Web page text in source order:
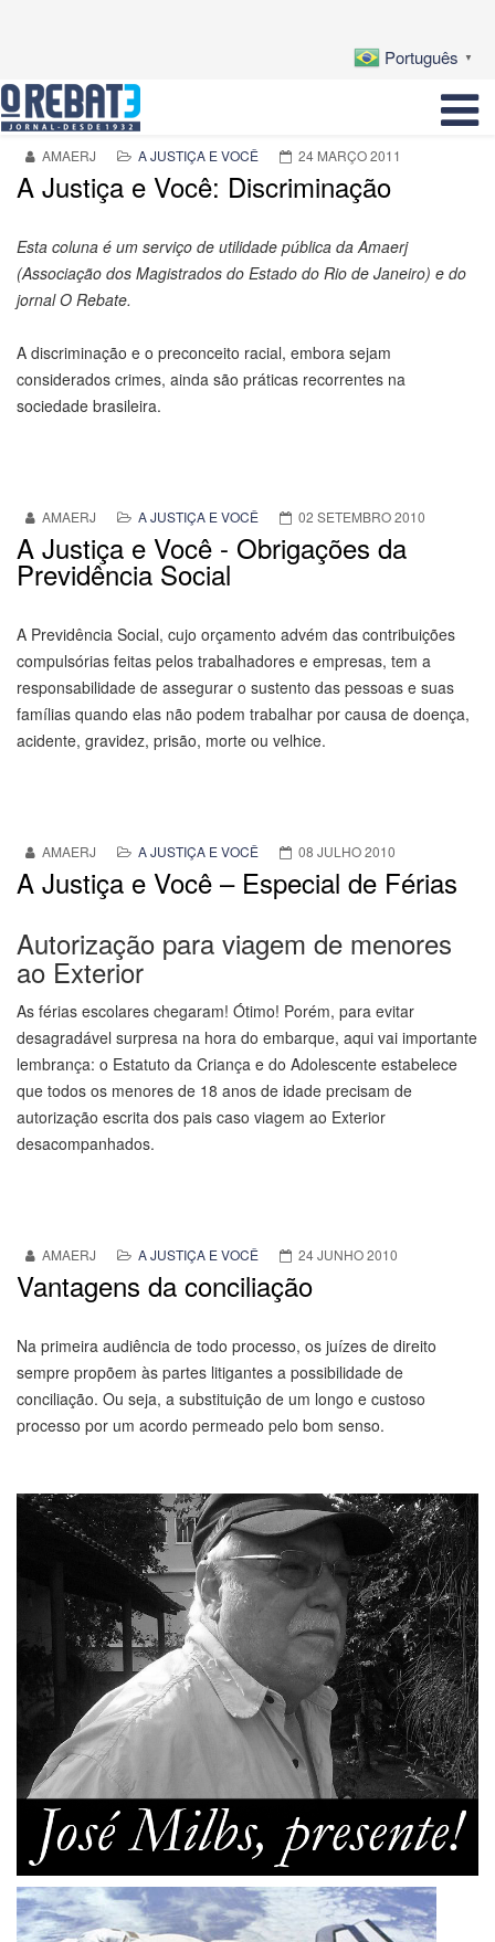
Português ▼
AMAERJ A JUSTIÇA E VOCÊ 24 MARÇO 2011
A Justiça e Você: Discriminação
Esta coluna é um serviço de utilidade pública da Amaerj
(Associação dos Magistrados do Estado do Rio de Janeiro) e do
jornal O Rebate.
A discriminação e o preconceito racial, embora sejam
considerados crimes, ainda são práticas recorrentes na
sociedade brasileira.
AMAERJ A JUSTIÇA E VOCÊ 02 SETEMBRO 2010
A Justiça e Você - Obrigações da
Previdência Social
A Previdência Social, cujo orçamento advém das contribuições
compulsórias feitas pelos trabalhadores e empresas, tem a
responsabilidade de assegurar o sustento das pessoas e suas
famílias quando elas não podem trabalhar por causa de doença,
acidente, gravidez, prisão, morte ou velhice.
AMAERJ A JUSTIÇA E VOCÊ 08 JULHO 2010
A Justiça e Você – Especial de Férias
Autorização para viagem de menores
ao Exterior
As férias escolares chegaram! Ótimo! Porém, para evitar
desagradável surpresa na hora do embarque, aqui vai importante
lembrança: o Estatuto da Criança e do Adolescente estabelece
que todos os menores de 18 anos de idade precisam de
autorização escrita dos pais caso viagem ao Exterior
desacompanhados.
AMAERJ A JUSTIÇA E VOCÊ 24 JUNHO 2010
Vantagens da conciliação
Na primeira audiência de todo processo, os juízes de direito
sempre propõem às partes litigantes a possibilidade de
conciliação. Ou seja, a substituição de um longo e custoso
processo por um acordo permeado pelo bom senso.